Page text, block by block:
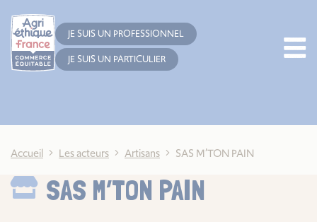
JE SUIS UN PROFESSIONNEL
JE SUIS UN PARTICULIER
Accueil Les acteurs Artisans SAS M’TON PAIN
SAS M’TON PAIN